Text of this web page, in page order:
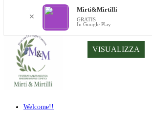
contenuto
Welcome!!
✕
Mirti&Mirtilli
GRATIS
In Google Play
VISUALIZZA